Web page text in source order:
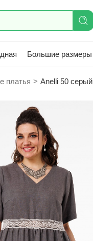
Большие размеры
платья > Anelli 50 серый